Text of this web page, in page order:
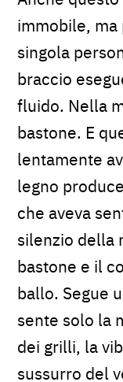
immobile, ma
singola
braccio
fluido. Nella
bastone. E
lentamente
legno
che aveva
silenzio della
bastone e il
ballo. Segue
sente solo la
dei grilli, la
sussurro del